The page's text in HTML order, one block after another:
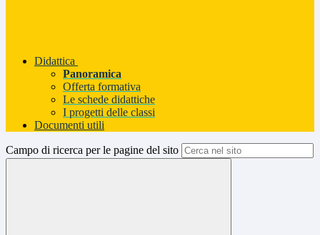
Didattica
Panoramica
Offerta formativa
Le schede didattiche
I progetti delle classi
Documenti utili
Campo di ricerca per le pagine del sito